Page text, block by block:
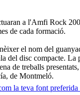
a l'Amfi Rock
de cada formació.
el nom del
del disc compacte. La
de treballs
de Montmeló.
la teva font